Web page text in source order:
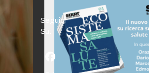
Seguici
Su:
Facebook